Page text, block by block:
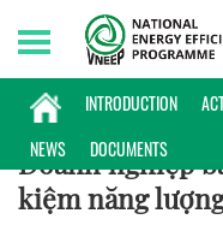
INTRODUCTION
NEWS
DOCUMENTS
Tuesday, 11/08/2026 | 01:45
Doanh nghiệp
kiệm năng